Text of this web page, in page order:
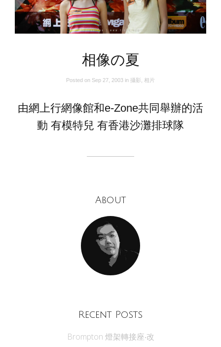
相像の夏
Posted on Sep 27, 2003 in 攝影 相片
由網上行網像館和e-Zone共同舉辦的活
動 有模特兒 有香港沙灘排球隊
About
Recent Posts
Brompton 燈架轉接座‧改